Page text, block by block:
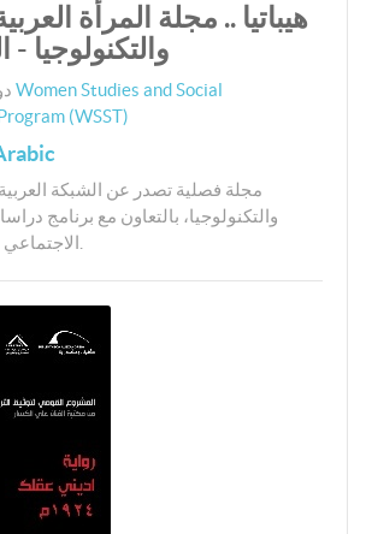
هيباتيا .. مجلة المرأة
والتكنولوجيا -
Women Studies and Social
(WSST)
مجلة فصلية تصدر عن الشبكة
والتكنولوجيا، بالتعاون مع برنامج